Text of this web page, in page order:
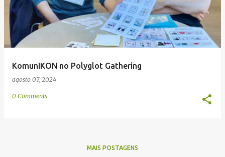
KomunIKON no Polyglot Gathering
agosto 07, 2024
0 Comments
MAIS POSTAGENS